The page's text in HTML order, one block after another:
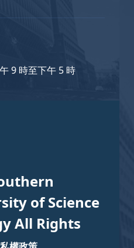
9 時至下午 5 時
of Science
All Rights